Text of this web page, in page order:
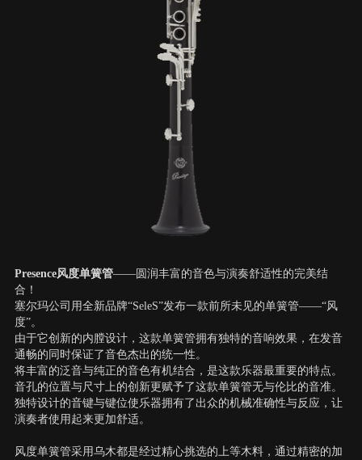
Presence风度单簧管——圆润丰富的音色与演奏舒适性的完美结
合！
塞尔玛公司用全新品牌“SeleS”发布一款前所未见的单簧管——“风
度”。
由于它创新的内膛设计，这款单簧管拥有独特的音响效果，在发音
通畅的同时保证了音色杰出的统一性。
将丰富的泛音与纯正的音色有机结合，是这款乐器最重要的特点。
音孔的位置与尺寸上的创新更赋予了这款单簧管无与伦比的音准。
独特设计的音键与键位使乐器拥有了出众的机械准确性与反应，让
演奏者使用起来更加舒适。
风度单簧管采用乌木都是经过精心挑选的上等木料，通过精密的加